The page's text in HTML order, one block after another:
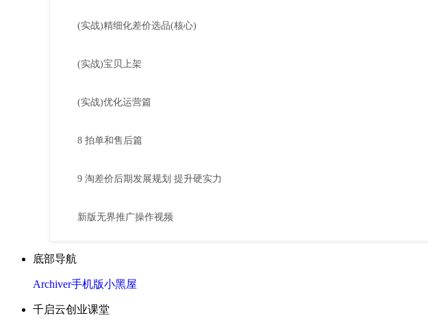
(实战)精细化差价选品(核心)
(实战)宝贝上架
(实战)优化运营篇
8 拍单和售后篇
9 淘差价后期发展规划 提升硬实力
新版无界推广操作视频
底部导航
Archiver手机版小黑屋
千启云创业课堂